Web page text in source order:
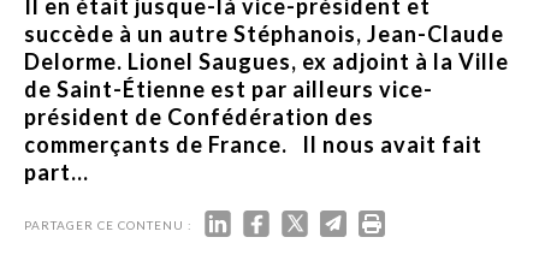
Il en était jusque-là vice-président et
succède à un autre Stéphanois, Jean-Claude
Delorme. Lionel Saugues, ex adjoint à la Ville
de Saint-Étienne est par ailleurs vice-
président de Confédération des
commerçants de France. Il nous avait fait
part...
PARTAGER CE CONTENU :